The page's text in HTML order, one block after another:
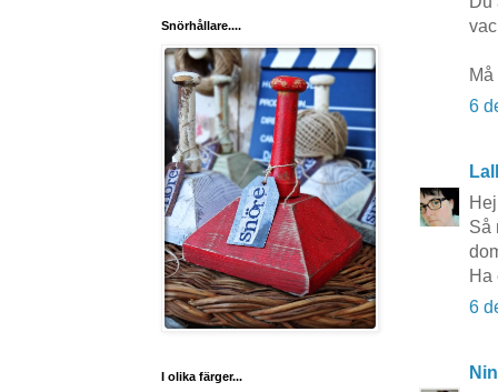
Må
6
Så
Ha
6
Snörhållare....
I olika färger...